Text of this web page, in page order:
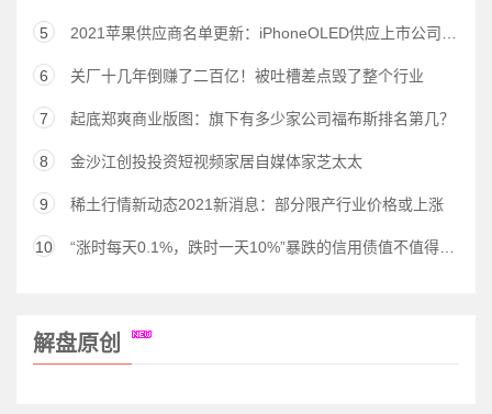
5 2021苹果供应商名单更新：iPhoneOLED供应上市公司是谁？
6 关厂十几年倒赚了二百亿！被吐槽差点毁了整个行业
7 起底郑爽商业版图：旗下有多少家公司福布斯排名第几？
8 金沙江创投投资短视频家居自媒体家芝太太
9 稀土行情新动态2021新消息：部分限产行业价格或上涨
10 “涨时每天0.1%，跌时一天10%”暴跌的信用债值不值得买？
解盘原创